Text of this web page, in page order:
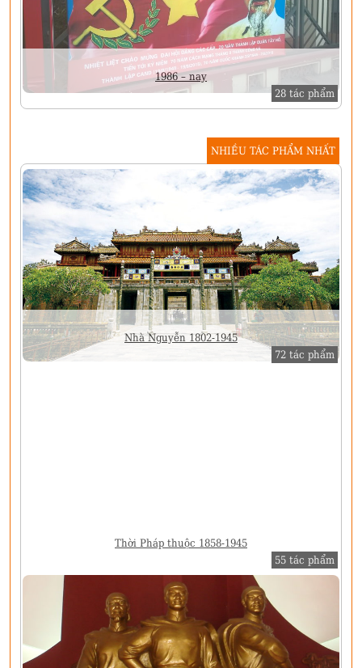
1986 – nay
28 tác phẩm
NHIỀU TÁC PHẨM NHẤT
Nhà Nguyễn 1802-1945
72 tác phẩm
Thời Pháp thuộc 1858-1945
55 tác phẩm